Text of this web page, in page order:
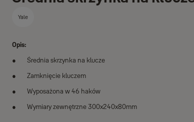
Yale
Opis:
Średnia skrzynka na klucze
Zamknięcie kluczem
Wyposażona w 46 haków
Wymiary zewnętrzne 300x240x80mm